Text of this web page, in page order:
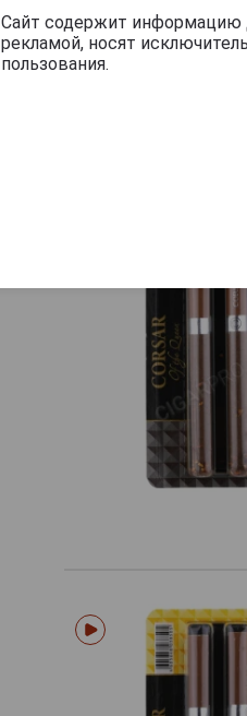
Сайт содержит информацию
рекламой, носят
пользования.